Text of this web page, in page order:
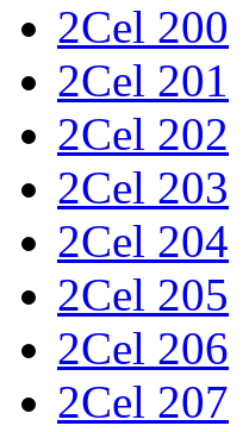
2Cel 200
2Cel 201
2Cel 202
2Cel 203
2Cel 204
2Cel 205
2Cel 206
2Cel 207